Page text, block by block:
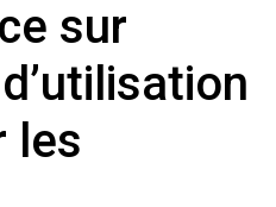
sur
les